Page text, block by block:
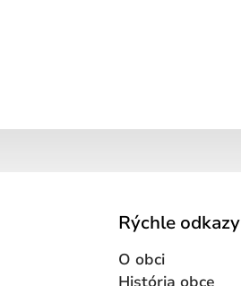
Text vašej správy...
Rýchle odkazy
O obci
História obce